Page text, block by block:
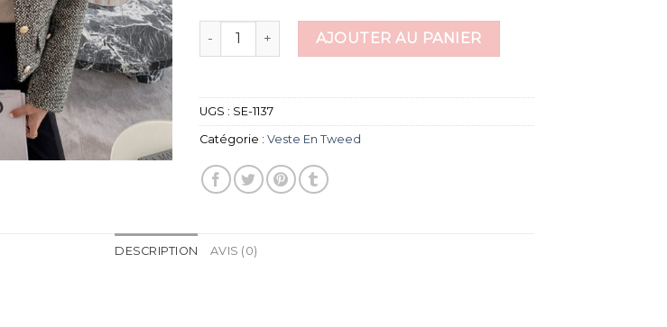
quantité de veste en tweedAJOUTER AU PANIER
UGS : SE-1137
Catégorie :Veste En Tweed
DESCRIPTION AVIS (0)